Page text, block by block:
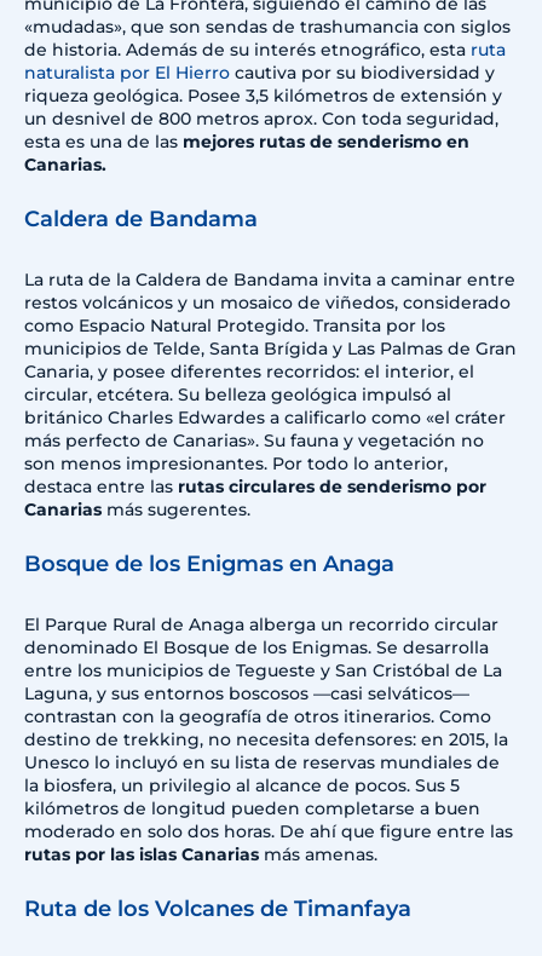
«mudadas», que son sendas de trashumancia con siglos
de historia. Además de su interés etnográfico, esta ruta
naturalista por El Hierro cautiva por su biodiversidad y
riqueza geológica. Posee 3,5 kilómetros de extensión y
un desnivel de 800 metros aprox. Con toda seguridad,
esta es una de las mejores rutas de senderismo en
Canarias.
Caldera de Bandama
La ruta de la Caldera de Bandama invita a caminar entre
restos volcánicos y un mosaico de viñedos, considerado
como Espacio Natural Protegido. Transita por los
municipios de Telde, Santa Brígida y Las Palmas de Gran
Canaria, y posee diferentes recorridos: el interior, el
circular, etcétera. Su belleza geológica impulsó al
británico Charles Edwardes a calificarlo como «el cráter
más perfecto de Canarias». Su fauna y vegetación no
son menos impresionantes. Por todo lo anterior,
destaca entre las rutas circulares de senderismo por
Canarias más sugerentes.
Bosque de los Enigmas en Anaga
El Parque Rural de Anaga alberga un recorrido circular
denominado El Bosque de los Enigmas. Se desarrolla
entre los municipios de Tegueste y San Cristóbal de La
Laguna, y sus entornos boscosos —casi selváticos—
contrastan con la geografía de otros itinerarios. Como
destino de trekking, no necesita defensores: en 2015, la
Unesco lo incluyó en su lista de reservas mundiales de
la biosfera, un privilegio al alcance de pocos. Sus 5
kilómetros de longitud pueden completarse a buen
moderado en solo dos horas. De ahí que figure entre las
rutas por las islas Canarias más amenas.
Ruta de los Volcanes de Timanfaya